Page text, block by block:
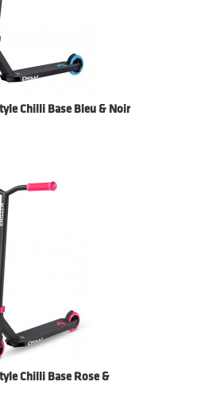
Chilli Base Bleu & Noir
Chilli Base Rose &